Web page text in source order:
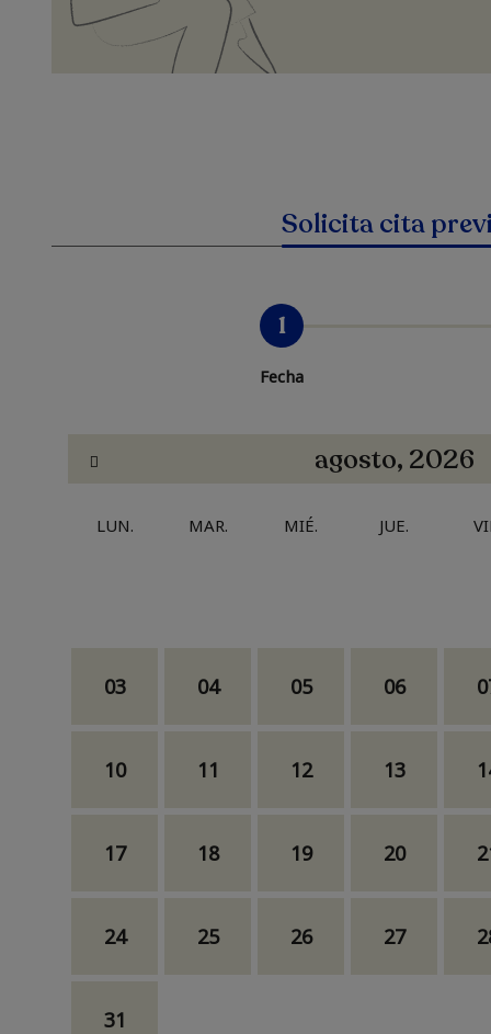
Solicita cita
1
Fecha
agosto, 2026
LUN. MAR. MIÉ. JUE.
03 04 05 06
10 11 12 13
17 18 19 20
24 25 26 27
31